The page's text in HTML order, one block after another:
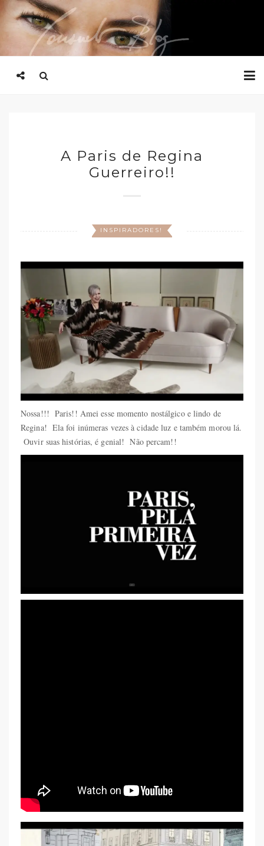
A Paris de Regina
Guerreiro!!
INSPIRADORES!
Nossa!!! Paris!! Amei esse momento nostálgico e lindo de
Regina! Ela foi inúmeras vezes à cidade luz e também morou lá.
Ouvir suas histórias, é genial! Não percam!!